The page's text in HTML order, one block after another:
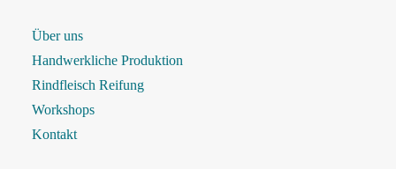
Über uns
Handwerkliche Produktion
Rindfleisch Reifung
Workshops
Kontakt